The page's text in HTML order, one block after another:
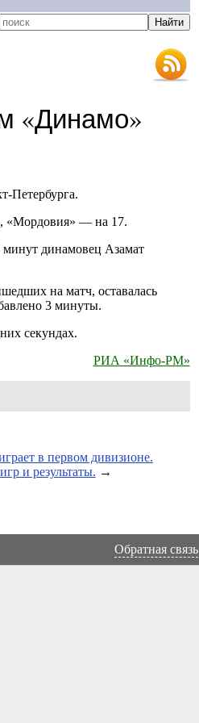
«Динамо»
Петербурга.
«Мордовия» — на 17.
динамовец Азамат
на матч, оставалась
3 минуты.
секундах.
РИА «Инфо-РМ»
в первом дивизионе.
и результаты. →
Обратная связь